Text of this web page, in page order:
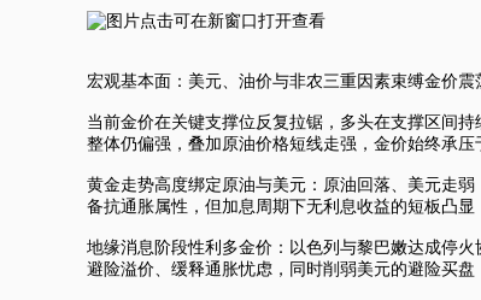
宏观基本面：美元、油价与非农三重因素束缚金价
当前金价在关键支撑位反复拉锯，多头在支撑区间持
整体仍偏强，叠加原油价格短线走强，金价始终承压
黄金走势高度绑定原油与美元：原油回落、美元走
备抗通胀属性，但加息周期下无利息收益的短板凸显
地缘消息阶段性利多金价：以色列与黎巴嫩达成停
避险溢价、缓释通胀忧虑，同时削弱美元的避险买盘